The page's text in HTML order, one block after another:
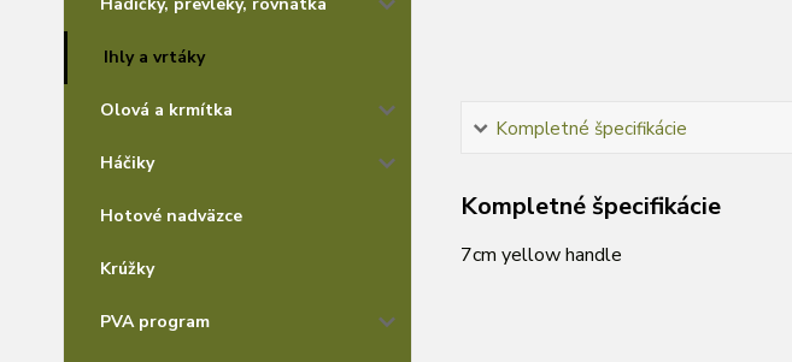
Ihly a vrtáky
Olová a krmítka
Háčiky
Hotové nadväzce
Krúžky
PVA program
Kompletné špecifikácie
Kompletné špecifikácie
7cm yellow handle